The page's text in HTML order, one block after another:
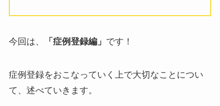
今回は、 「症例登録編」 です！
症例登録をおこなっていく上で大切なことについ
て、述べていきます。